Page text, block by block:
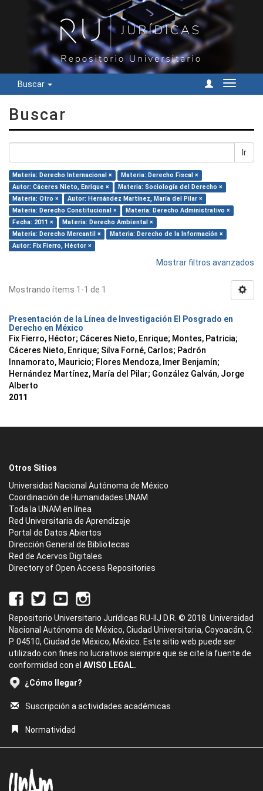
Buscar
Cambiar
Buscar
Ir
Materia: Derecho Internacional ×
Materia: Derecho Fiscal ×
Autor: Cáceres Nieto, Enrique ×
Materia: Sociología del Derecho ×
Materia: Otro ×
Autor: Hernández Martínez, María del Pilar ×
Materia: Derecho Constitucional ×
Materia: Derecho Administrativo ×
Fecha: 2011 ×
Materia: Derecho Ambiental ×
Materia: Derecho Mercantil ×
Materia: Derecho de la Información ×
Autor: Fix Fierro, Héctor ×
Mostrar filtros avanzados
Mostrando ítems 1-1 de 1
Presentación de la Línea de Investigación El Posgrado en
Derecho en México
Fix Fierro, Héctor; Cáceres Nieto, Enrique; Montes, Patricia;
Cáceres Nieto, Enrique; Silva Forné, Carlos; Padrón
Innamorato, Mauricio; Flores Mendoza, Imer Benjamín;
Hernández Martínez, María del Pilar; González Galván, Jorge
Alberto
2011
Otros Sitios
Universidad Nacional Autónoma de México
Coordinación de Humanidades UNAM
Toda la UNAM en línea
Red Universitaria de Aprendizaje
Portal de Datos Abiertos
Dirección General de Bibliotecas
Red de Acervos Digitales
Directory of Open Access Repositories
Repositorio Universitario Jurídicas RU-IIJ D.R. © 2018. Universidad
Nacional Autónoma de México, Ciudad Universitaria, Coyoacán, C.
P. 04510, Ciudad de México, México. Este sitio web puede ser
utilizado con fines no lucrativos siempre que se cite la fuente de
conformidad con el AVISO LEGAL.
¿Cómo llegar?
Suscripción a actividades académicas
Normatividad